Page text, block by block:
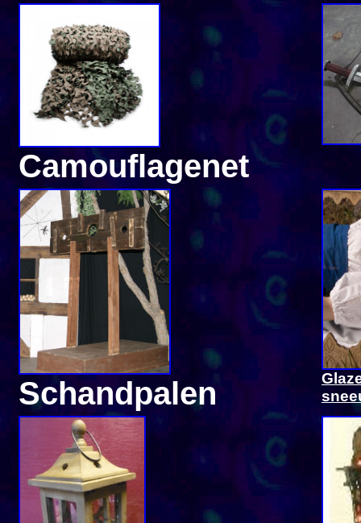
Camouflagenet
Schandpalen